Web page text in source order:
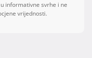
informativne svrhe i ne
vrijednosti.